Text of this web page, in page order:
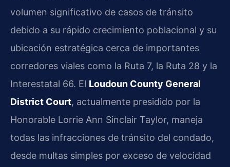
volumen significativo de casos de tránsito
debido a su rápido crecimiento poblacional y su
ubicación estratégica cerca de importantes
corredores viales como la Ruta 7, la Ruta 28 y la
Interestatal 66. El Loudoun County General
District Court, actualmente presidido por la
Honorable Lorrie Ann Sinclair Taylor, maneja
todas las infracciones de tránsito del condado,
desde multas simples por exceso de velocidad